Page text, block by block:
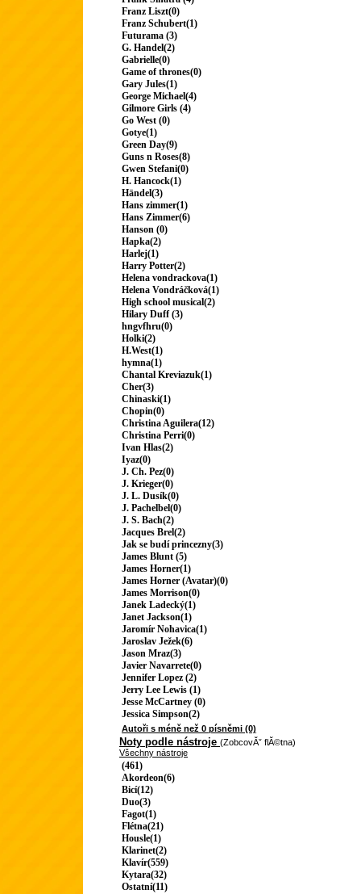
Franz Liszt(0)
Franz Schubert(1)
Futurama (3)
G. Handel(2)
Gabrielle(0)
Game of thrones(0)
Gary Jules(1)
George Michael(4)
Gilmore Girls (4)
Go West (0)
Gotye(1)
Green Day(9)
Guns n Roses(8)
Gwen Stefani(0)
H. Hancock(1)
Händel(3)
Hans zimmer(1)
Hans Zimmer(6)
Hanson (0)
Hapka(2)
Harlej(1)
Harry Potter(2)
Helena vondrackova(1)
Helena Vondráčková(1)
High school musical(2)
Hilary Duff (3)
hngvfhru(0)
Holki(2)
H.West(1)
hymna(1)
Chantal Kreviazuk(1)
Cher(3)
Chinaski(1)
Chopin(0)
Christina Aguilera(12)
Christina Perri(0)
Ivan Hlas(2)
Iyaz(0)
J. Ch. Pez(0)
J. Krieger(0)
J. L. Dusík(0)
J. Pachelbel(0)
J. S. Bach(2)
Jacques Brel(2)
Jak se budí princezny(3)
James Blunt (5)
James Horner(1)
James Horner (Avatar)(0)
James Morrison(0)
Janek Ladecký(1)
Janet Jackson(1)
Jaromír Nohavica(1)
Jaroslav Ježek(6)
Jason Mraz(3)
Javier Navarrete(0)
Jennifer Lopez (2)
Jerry Lee Lewis (1)
Jesse McCartney (0)
Jessica Simpson(2)
Autoři s méně než 0 písněmi (0)
Noty podle nástroje (ZobcovĂˇ flĂ©tna)
Všechny nástroje
(461)
Akordeon(6)
Bicí(12)
Duo(3)
Fagot(1)
Flétna(21)
Housle(1)
Klarinet(2)
Klavír(559)
Kytara(32)
Ostatní(11)